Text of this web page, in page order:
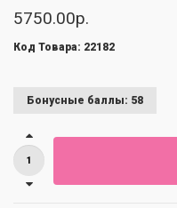
5750.00р.
Код Товара: 22182
Бонусные баллы: 58